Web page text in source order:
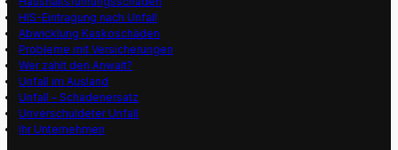
HIS-Eintragung nach Unfall
Abwicklung Kaskoschäden
Probleme mit Versicherungen
Wer zahlt den Anwalt?
Unfall im Ausland
Unfall – Schadenersatz
Unverschuldeter Unfall
Ihr Unternehmen